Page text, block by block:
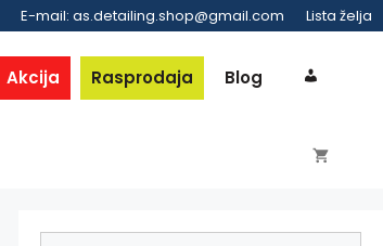
E-mail: as.detailing.shop@gmail.com Lista želja
Akcija Rasprodaja Blog